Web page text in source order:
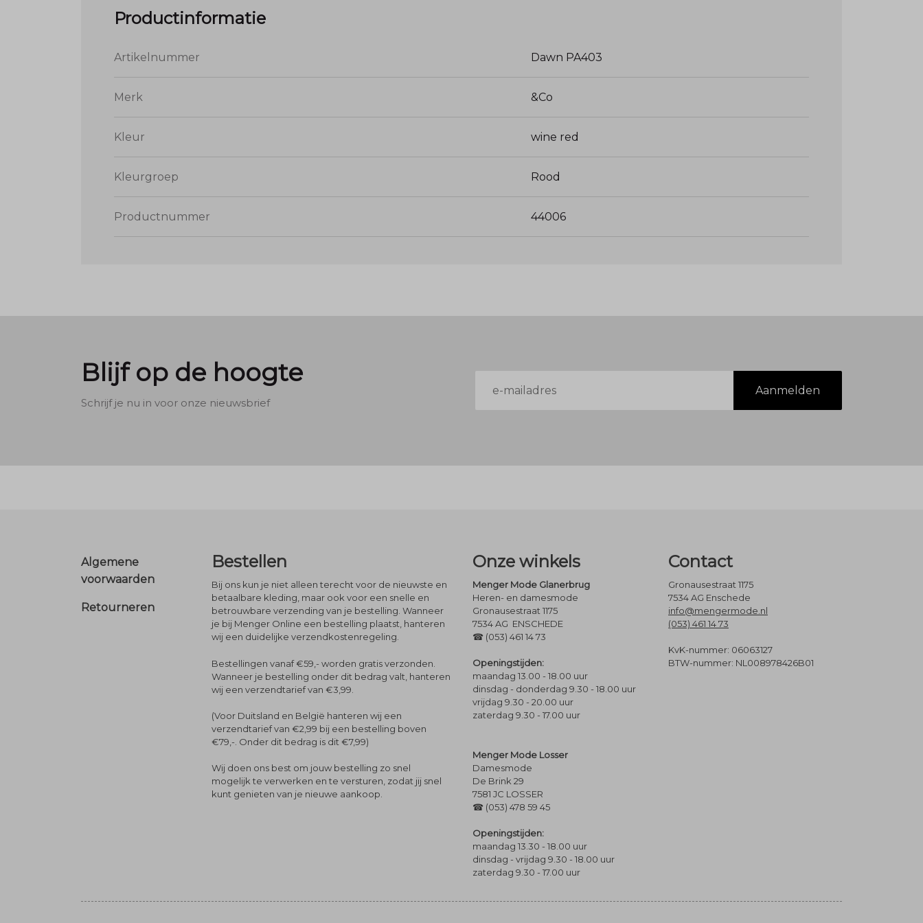
Productinformatie
Artikelnummer Dawn PA403
Merk &Co
Kleur wine red
Kleurgroep Rood
Productnummer 44006
Blijf op de hoogte
Schrijf je nu in voor onze nieuwsbrief
mailadres
Aanmelden
Footer
Algemene
voorwaarden
Retourneren
Bestellen
Bij ons kun je niet alleen terecht voor de nieuwste en
betaalbare kleding, maar ook voor een snelle en
betrouwbare verzending van je bestelling. Wanneer
je bij Menger Online een bestelling plaatst, hanteren
wij een duidelijke verzendkostenregeling.
Bestellingen vanaf €59,- worden gratis verzonden.
Wanneer je bestelling onder dit bedrag valt, hanteren
wij een verzendtarief van €3,99.
(Voor Duitsland en België hanteren wij een
verzendtarief van €2,99 bij een bestelling boven
€79,-. Onder dit bedrag is dit €7,99)
Wij doen ons best om jouw bestelling zo snel
mogelijk te verwerken en te versturen, zodat jij snel
kunt genieten van je nieuwe aankoop.
Onze winkels
Menger Mode Glanerbrug
Heren- en damesmode
Gronausestraat 1175
7534 AG ENSCHEDE
☎ (053) 461 14 73
Openingstijden:
maandag 13.00 - 18.00 uur
dinsdag - donderdag 9.30 - 18.00 uur
vrijdag 9.30 - 20.00 uur
zaterdag 9.30 - 17.00 uur
Menger Mode Losser
Damesmode
De Brink 29
7581 JC LOSSER
☎ (053) 478 59 45
Openingstijden:
maandag 13.30 - 18.00 uur
dinsdag - vrijdag 9.30 - 18.00 uur
zaterdag 9.30 - 17.00 uur
Contact
Gronausestraat 1175
7534 AG Enschede
info@mengermode.nl
(053) 461 14 73
KvK-nummer: 06063127
BTW-nummer: NL008978426B01